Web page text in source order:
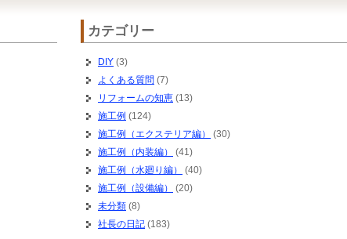
カテゴリー
DIY (3)
よくある質問 (7)
リフォームの知恵 (13)
施工例 (124)
施工例（エクステリア編）
(30)
施工例（内装編）
(41)
施工例（水廻り編）
(40)
施工例（設備編）
(20)
未分類 (8)
社長の日記 (183)